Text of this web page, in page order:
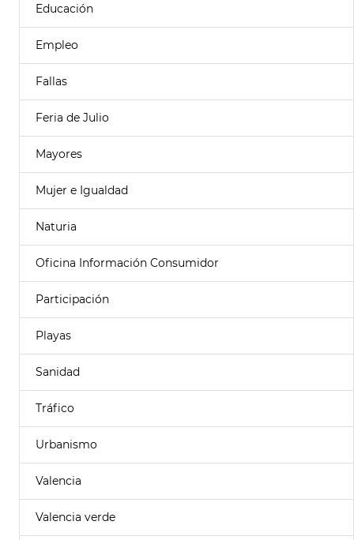
Educación
Empleo
Fallas
Feria de Julio
Mayores
Mujer e Igualdad
Naturia
Oficina Información Consumidor
Participación
Playas
Sanidad
Tráfico
Urbanismo
Valencia
Valencia verde